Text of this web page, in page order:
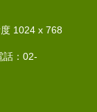
1024 x 768
：02-